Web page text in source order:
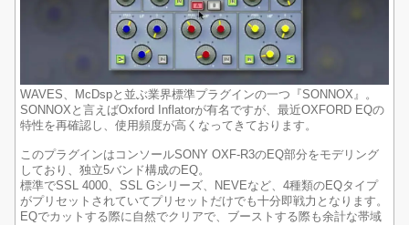
WAVES、McDspと並ぶ業界標準プラグインの一つ『SONNOX』。
SONNOXと言えばOxford Inflatorが有名ですが、最近OXFORD EQの
特性を再確認し、使用頻度が高くなってきております。
このプラグインはコンソールSONY OXF-R3のEQ部分をモデリング
しており、独立5バンド構成のEQ。
標準でSSL 4000、SSL Gシリーズ、NEVEなど、4種類のEQタイプ
がプリセットされていてプリセットだけでも十分即戦力となります。
EQでカットする際に自然でクリアで、ブーストする際も余計な帯域